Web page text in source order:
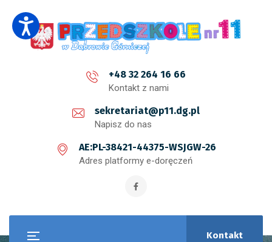
+48 32 264 16 66
Kontakt z nami
sekretariat@p11.dg.pl
Napisz do nas
AE:PL-38421-44375-WSJGW-26
Adres platformy e-doręczeń
Kontakt